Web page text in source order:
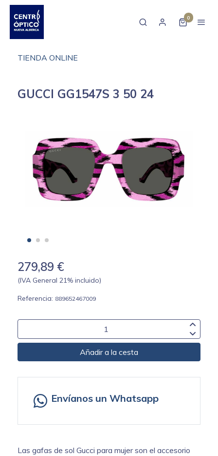
0
TIENDA ONLINE
GUCCI GG1547S 3 50 24
279,89 €
(IVA General 21% incluido)
Referencia: 889652467009
Añadir a la cesta
Envíanos un Whatsapp
Las gafas de sol Gucci para mujer son el accesorio